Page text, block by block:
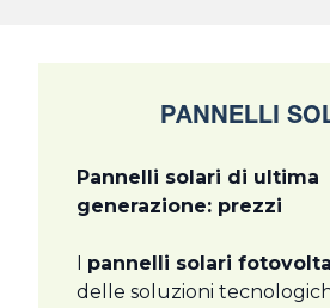
PANNELLI
Pannelli solari di ultima
generazione: prezzi
I pannelli solari
delle soluzioni